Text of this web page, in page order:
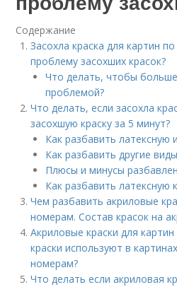
Содержание
Засохла краска для картин
проблему засохших красок?
Что делать, чтобы
проблемой?
Что делать, если засохла
засохшую краску за 5 минут?
Как разбавить латексную
Как разбавить другие
Плюсы и минусы
Как разбавить латексную
Чем разбавить акриловые
номерам. Состав красок на
Акриловые краски для
краски используют в
номерам?
Что делать если акриловая